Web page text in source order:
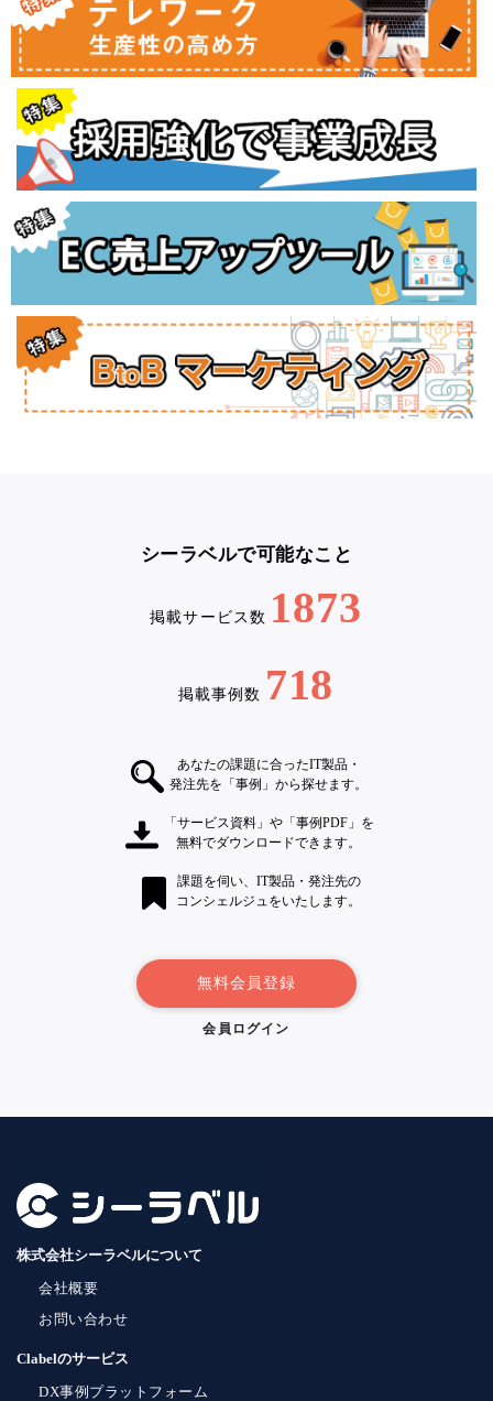
シーラベルで可能なこと
掲載サービス数 1873
掲載事例数 718
あなたの課題に合ったIT製品・
発注先を「事例」から探せます。
「サービス資料」や「事例PDF」を
無料でダウンロードできます。
課題を伺い、IT製品・発注先の
コンシェルジュをいたします。
無料会員登録
会員ログイン
株式会社シーラベルについて
会社概要
お問い合わせ
Clabelのサービス
DX事例プラットフォーム